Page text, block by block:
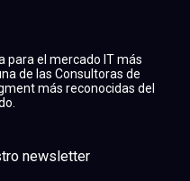
para el mercado IT más
de las Consultoras de
más reconocidas del
newsletter